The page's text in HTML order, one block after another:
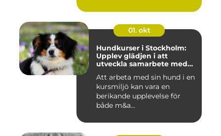
01. okt
Hundkurser i Stockholm:
Upplev glädjen i att
utveckla samarbete med
Att arbeta med sin hund i en
kursmiljö kan vara en
berikande upplevelse för
både m&a...